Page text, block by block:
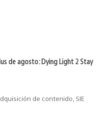
de agosto: Dying Light 2 Stay
de contenido, SIE